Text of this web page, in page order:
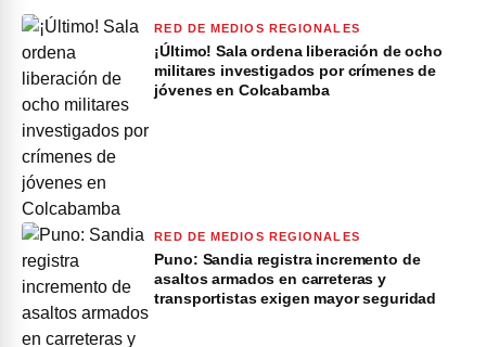
RED DE MEDIOS REGIONALES
¡Último! Sala ordena liberación de ocho
militares investigados por crímenes de
jóvenes en Colcabamba
RED DE MEDIOS REGIONALES
Puno: Sandia registra incremento de
asaltos armados en carreteras y
transportistas exigen mayor seguridad